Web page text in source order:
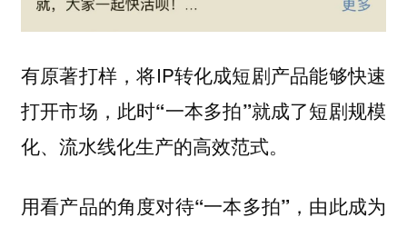
有原著打样，将IP转化成短剧产品能够快速
打开市场，此时“一本多拍”就成了短剧规模
化、流水线化生产的高效范式。
用看产品的角度对待“一本多拍”，由此成为